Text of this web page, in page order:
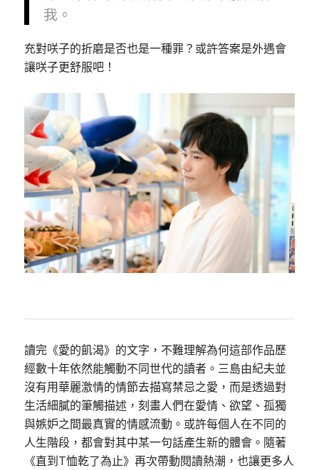
我。
充對咲子的折磨是否也是一種罪？或許答案是外遇會
讓咲子更舒服吧！
讀完《愛的飢渴》的文字，不難理解為何這部作品歷
經數十年依然能觸動不同世代的讀者。三島由紀夫並
沒有用華麗激情的情節去描寫禁忌之愛，而是透過對
生活細膩的筆觸描述，刻畫人們在愛情、欲望、孤獨
與嫉妒之間最真實的情感流動。或許每個人在不同的
人生階段，都會對其中某一句話產生新的體會。隨著
《直到T恤乾了為止》再次帶動閱讀熱潮，也讓更多人